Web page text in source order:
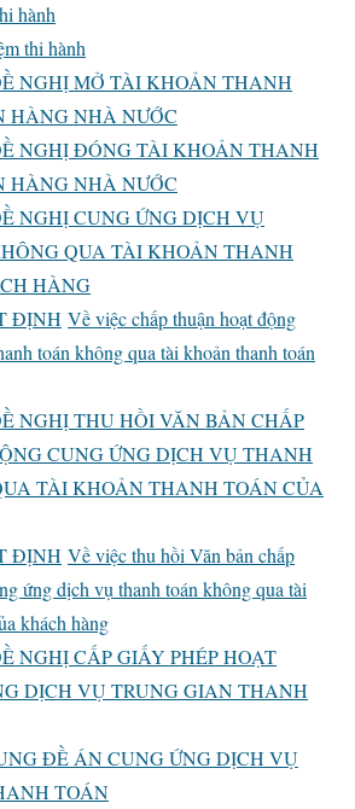
hành
thi hành
NGHỊ MỞ TÀI KHOẢN THANH
HÀNG NHÀ NƯỚC
NGHỊ ĐÓNG TÀI KHOẢN THANH
HÀNG NHÀ NƯỚC
NGHỊ CUNG ỨNG DỊCH VỤ
QUA TÀI KHOẢN THANH
HÀNG
ĐỊNH Về việc chấp thuận hoạt động
toán không qua tài khoản thanh toán
NGHỊ THU HỒI VĂN BẢN CHẤP
CUNG ỨNG DỊCH VỤ THANH
TÀI KHOẢN THANH TOÁN CỦA
ĐỊNH Về việc thu hồi Văn bản chấp
ứng dịch vụ thanh toán không qua tài
khách hàng
NGHỊ CẤP GIẤY PHÉP HOẠT
DỊCH VỤ TRUNG GIAN THANH
ĐỀ ÁN CUNG ỨNG DỊCH VỤ
TOÁN